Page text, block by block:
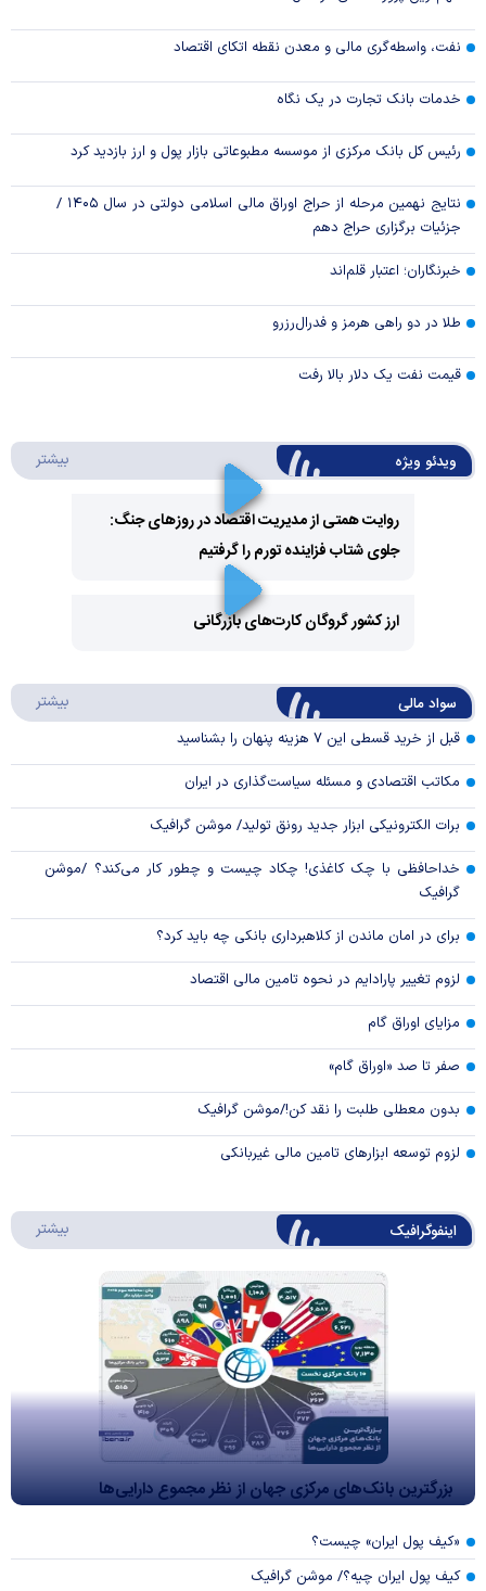
نفت، واسطه‌گری مالی و معدن نقطه اتکای اقتصاد
خدمات بانک تجارت در یک نگاه
رئیس کل بانک مرکزی از موسسه مطبوعاتی بازار پول و ارز بازدید کرد
نتایج نهمین مرحله از حراج اوراق مالی اسلامی دولتی در سال ۱۴۰۵ /
جزئیات برگزاری حراج دهم
خبرنگاران؛ اعتبار قلم‌اند
طلا در دو راهی هرمز و فدرال‌رزرو
قیمت نفت یک دلار بالا رفت
ویدئو ویژه بیشتر
Play
Video
روایت همتی از مدیریت اقتصاد در روزهای جنگ:
جلوی شتاب فزاینده تورم را گرفتیم
Video
ارز کشور گروگان کارت‌های بازرگانی
سواد مالی بیشتر
قبل از خرید قسطی این ۷ هزینه پنهان را بشناسید
مکاتب اقتصادی و مسئله سیاست‌گذاری در ایران
برات الکترونیکی ابزار جدید رونق تولید/ موشن گرافیک
خداحافظی با چک کاغذی! چکاد چیست و چطور کار می‌کند؟ /موشن
گرافیک
برای در امان ماندن از کلاهبرداری بانکی چه باید کرد؟
لزوم تغییر پارادایم در نحوه تامین مالی اقتصاد
مزایای اوراق گام
صفر تا صد «اوراق گام»
بدون معطلی طلبت را نقد کن!/موشن گرافیک
لزوم توسعه ابزارهای تامین مالی غیربانکی
اینفوگرافیک بیشتر
بزرگترین بانک‌های مرکزی جهان از نظر مجموع دارایی‌ها
«کیف پول ایران» چیست؟
کیف پول ایران چیه؟/ موشن گرافیک